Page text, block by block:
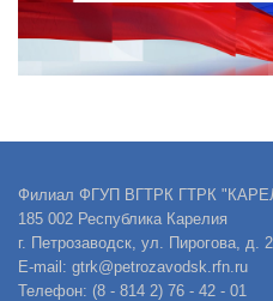
Филиал ФГУП ВГТРК ГТРК
185 002 Республика Карелия
г. Петрозаводск, ул. Пирогова, д. 2
E-mail: gtrk@petrozavodsk.rfn.ru
Телефон: (8 - 814 2) 76 - 42 - 01